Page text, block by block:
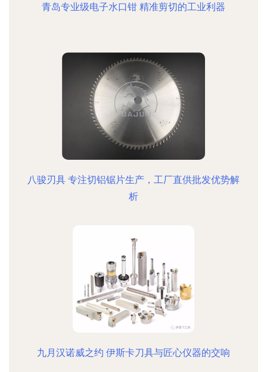
青岛专业级电子水口钳 精准剪切的工业利器
八骏刃具 专注切铝锯片生产，工厂直供批发优势解
析
九月汉诺威之约 伊斯卡刀具与匠心仪器的交响